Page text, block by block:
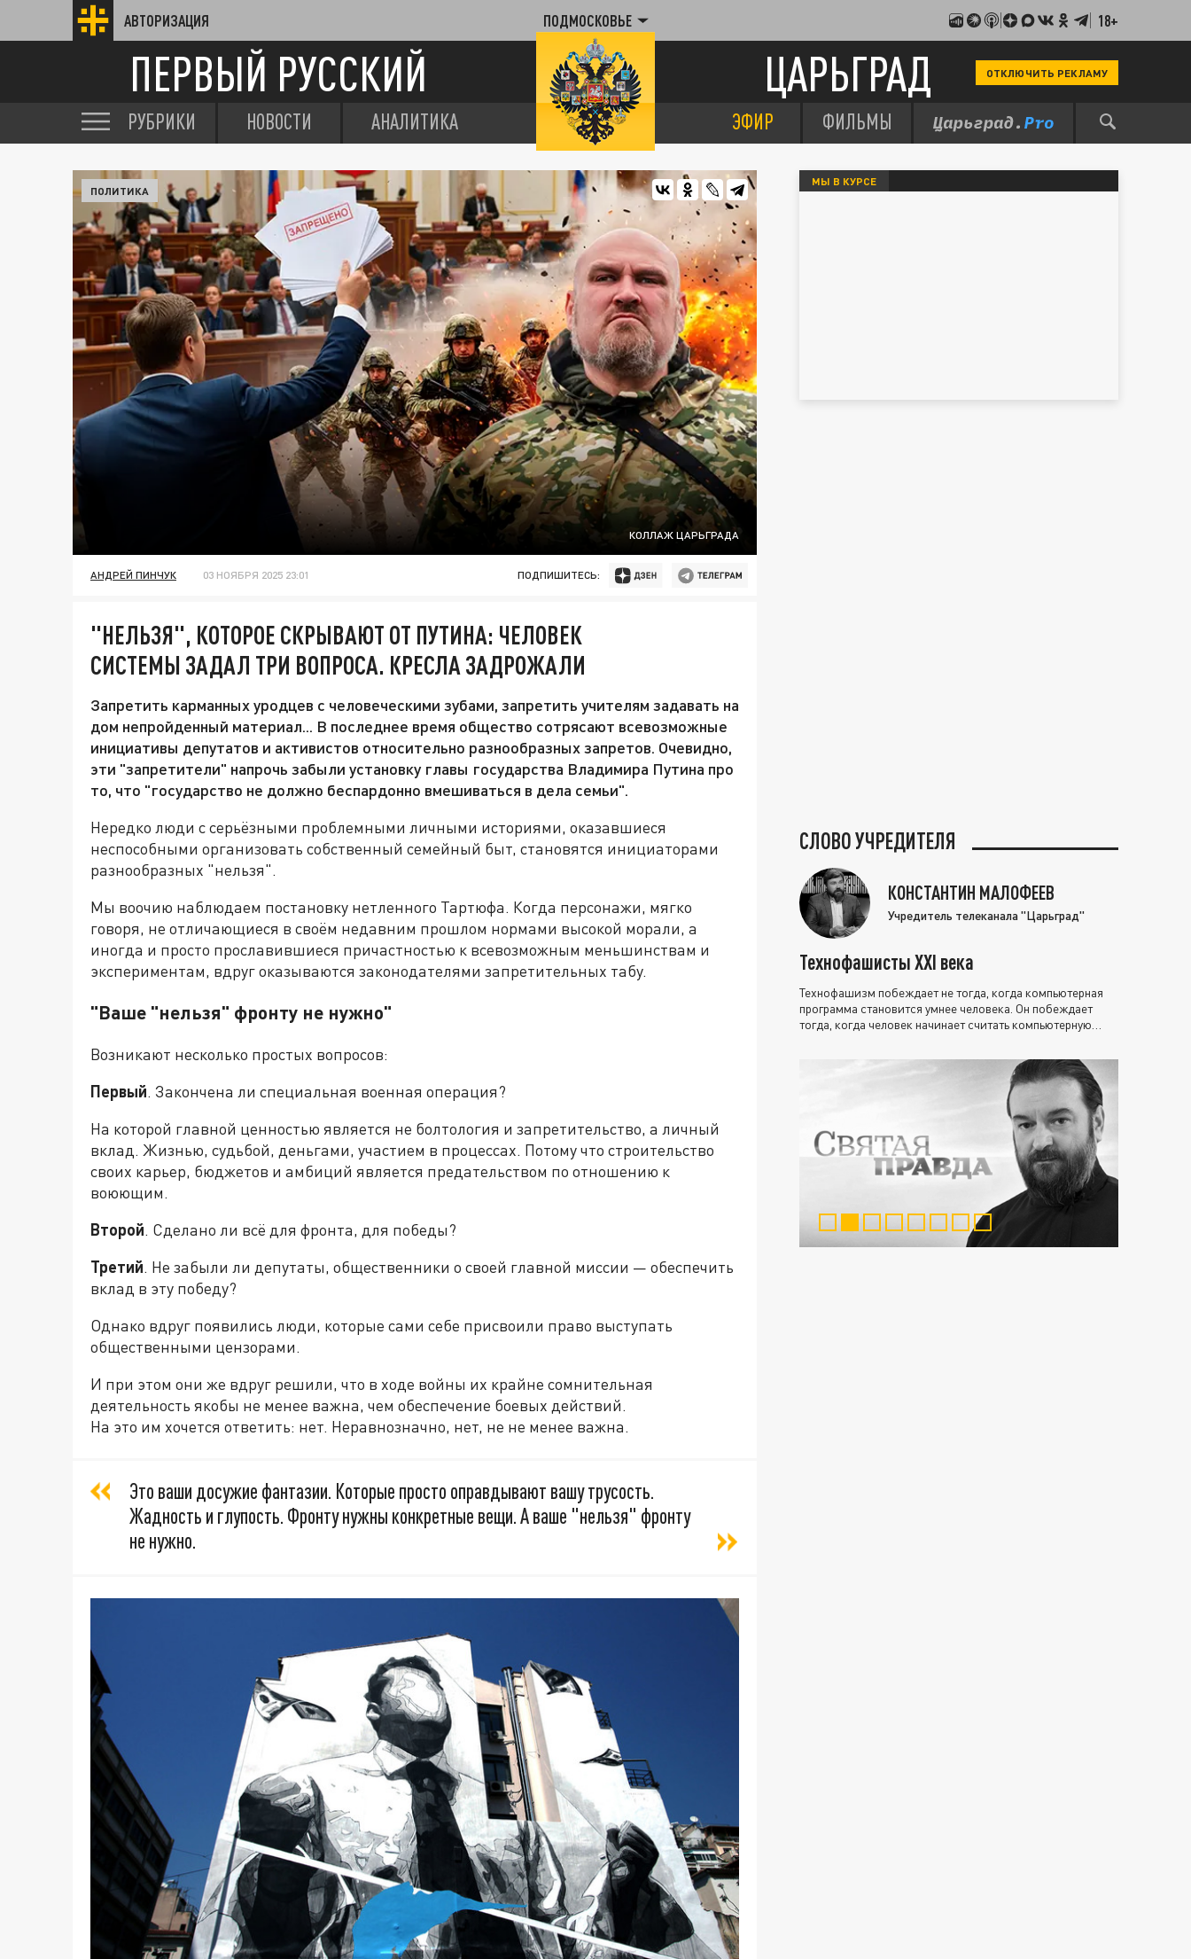
АВТОРИЗАЦИЯ ПОДМОСКОВЬЕ 18+
ПЕРВЫЙ РУССКИЙ ЦАРЬГРАД ОТКЛЮЧИТЬ РЕКЛАМУ
РУБРИКИ НОВОСТИ АНАЛИТИКА ЭФИР ФИЛЬМЫ
КОЛЛАЖ ЦАРЬГРАДА
ПОЛИТИКА
АНДРЕЙ ПИНЧУК 03 НОЯБРЯ 2025 23:01 ПОДПИШИТЕСЬ:
"НЕЛЬЗЯ", КОТОРОЕ СКРЫВАЮТ ОТ ПУТИНА: ЧЕЛОВЕК
СИСТЕМЫ ЗАДАЛ ТРИ ВОПРОСА. КРЕСЛА ЗАДРОЖАЛИ
Запретить карманных уродцев с человеческими зубами, запретить учителям задавать на
дом непройденный материал... В последнее время общество сотрясают всевозможные
инициативы депутатов и активистов относительно разнообразных запретов. Очевидно,
эти "запретители" напрочь забыли установку главы государства Владимира Путина про
то, что "государство не должно беспардонно вмешиваться в дела семьи".
Нередко люди с серьёзными проблемными личными историями, оказавшиеся
неспособными организовать собственный семейный быт, становятся инициаторами
разнообразных "нельзя".
Мы воочию наблюдаем постановку нетленного Тартюфа. Когда персонажи, мягко
говоря, не отличающиеся в своём недавним прошлом нормами высокой морали, а
иногда и просто прославившиеся причастностью к всевозможным меньшинствам и
экспериментам, вдруг оказываются законодателями запретительных табу.
"Ваше "нельзя" фронту не нужно"
Возникают несколько простых вопросов:
Первый. Закончена ли специальная военная операция?
На которой главной ценностью является не болтология и запретительство, а личный
вклад. Жизнью, судьбой, деньгами, участием в процессах. Потому что строительство
своих карьер, бюджетов и амбиций является предательством по отношению к
воюющим.
Второй. Сделано ли всё для фронта, для победы?
Третий. Не забыли ли депутаты, общественники о своей главной миссии — обеспечить
вклад в эту победу?
Однако вдруг появились люди, которые сами себе присвоили право выступать
общественными цензорами.
И при этом они же вдруг решили, что в ходе войны их крайне сомнительная
деятельность якобы не менее важна, чем обеспечение боевых действий.
На это им хочется ответить: нет. Неравнозначно, нет, не не менее важна.
Это ваши досужие фантазии. Которые просто оправдывают вашу трусость.
Жадность и глупость. Фронту нужны конкретные вещи. А ваше "нельзя" фронту
не нужно.
МЫ В КУРСЕ
СЛОВО УЧРЕДИТЕЛЯ
КОНСТАНТИН МАЛОФЕЕВ
Учредитель телеканала "Царьград"
Технофашисты XXI века
Технофашизм побеждает не тогда, когда компьютерная
программа становится умнее человека. Он побеждает
тогда, когда человек начинает считать компьютерную